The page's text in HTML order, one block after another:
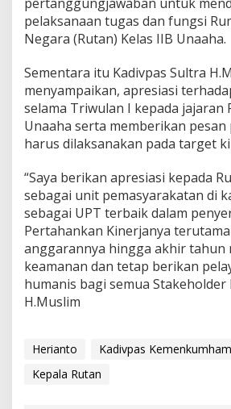
pelaksanaan tugas dan fungsi
Negara (Rutan) Kelas IIB Unaaha.
Sementara itu Kadivpas Sultra
menyampaikan, apresiasi
selama Triwulan I kepada jajaran
Unaaha serta memberikan
harus dilaksanakan pada target
“Saya berikan apresiasi kepada
sebagai unit pemasyarakatan di
sebagai UPT terbaik dalam
Pertahankan Kinerjanya
anggarannya hingga akhir tahun
keamanan dan tetap berikan
humanis bagi semua
H.Muslim
Herianto
Kadivpas
Kepala Rutan